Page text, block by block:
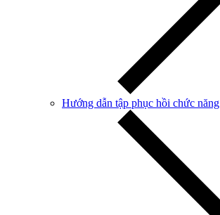
Hướng dẫn tập phục hồi chức năng